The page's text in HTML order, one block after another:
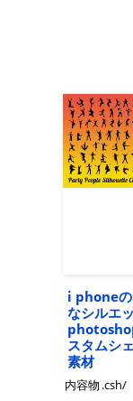
i phoneの
なシルエ
スタムシ
素材
内容物 .csh/